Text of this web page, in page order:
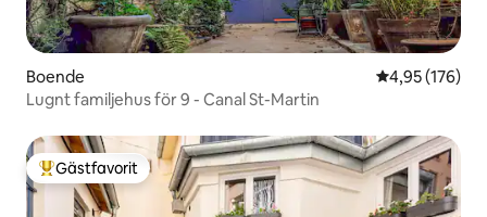
Boende 4,95 av 5 i
4,95 (176)
Lugnt familjehus för 9 - Canal St-Martin
Populär gästfavorit
Gästfavorit